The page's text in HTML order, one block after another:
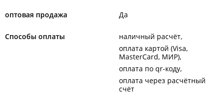
оптовая продажа Да
Способы оплаты
наличный расчёт
оплата картой (Visa,
MasterCard, МИР)
оплата по qr-коду
оплата через расчётный
счёт